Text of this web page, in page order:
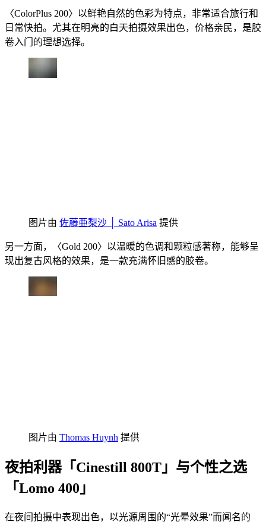
〈ColorPlus 200〉以鲜艳自然的色彩为特点，非常适合旅行和
日常快拍。尤其在明亮的白天拍摄效果出色，价格亲民，是胶
卷入门的理想选择。
图片由 佐藤亜梨沙 │ Sato Arisa 提供
另一方面，〈Gold 200〉以温暖的色调和颗粒感著称，能够呈
现出复古风格的效果，是一款充满怀旧感的胶卷。
图片由 Thomas Huynh 提供
夜拍利器「Cinestill 800T」与个性之选
「Lomo 400」
在夜间拍摄中表现出色，以光源周围的“光晕效果”而闻名的